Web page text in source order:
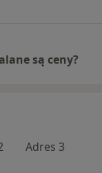
są ceny?
Adres 3